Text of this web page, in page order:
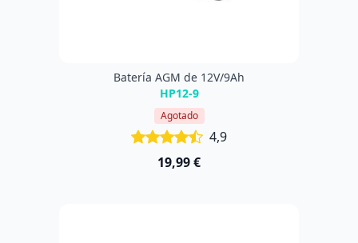
Batería AGM de 12V/9Ah
HP12-9
Agotado
4,9
19,99 €